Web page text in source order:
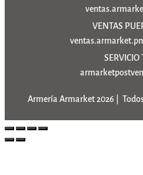
VENTAS
SERVICIO
Armería Armarket 2026 |